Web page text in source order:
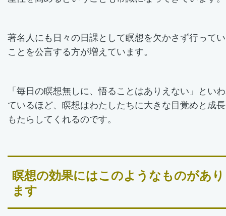
著名人にも日々の日課として瞑想を欠かさず行って
ことを公言する方が増えています。
「毎日の瞑想無しに、悟ることはありえない」とい
ているほど、瞑想はわたしたちに大きな目覚めと成
もたらしてくれるのです。
瞑想の効果にはこのようなものがあり
ます